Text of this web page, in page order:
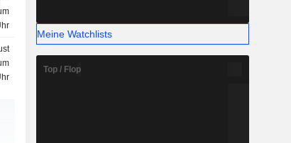
Meine Watchlists
Top / Flop